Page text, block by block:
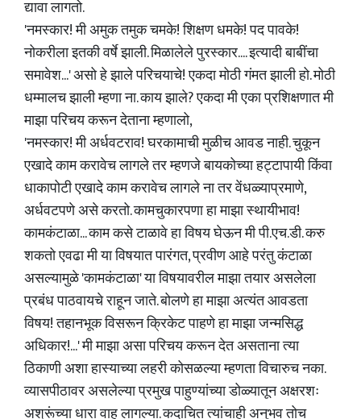
द्यावा लागतो.
'नमस्कार! मी अमुक तमुक चमके! शिक्षण धमके! पद पावके!
नोकरीला इतकी वर्षे झाली. मिळालेले पुरस्कार.... इत्यादी बाबींचा
समावेश...' असो हे झाले परिचयाचे! एकदा मोठी गंमत झाली हो. मोठी
धम्मालच झाली म्हणा ना. काय झाले? एकदा मी एका प्रशिक्षणात मी
माझा परिचय करून देताना म्हणालो,
'नमस्कार! मी अर्धवटराव! घरकामाची मुळीच आवड नाही. चुकून
एखादे काम करावेच लागले तर म्हणजे बायकोच्या हट्टापायी किंवा
धाकापोटी एखादे काम करावेच लागले ना तर वेंधळ्याप्रमाणे,
अर्धवटपणे असे करतो. कामचुकारपणा हा माझा स्थायीभाव!
कामकंटाळा... काम कसे टाळावे हा विषय घेऊन मी पी.एच.डी. करु
शकतो एवढा मी या विषयात पारंगत, प्रवीण आहे परंतु कंटाळा
असल्यामुळे 'कामकंटाळा' या विषयावरील माझा तयार असलेला
प्रबंध पाठवायचे राहून जाते. बोलणे हा माझा अत्यंत आवडता
विषय! तहानभूक विसरून क्रिकेट पाहणे हा माझा जन्मसिद्ध
अधिकार!...' मी माझा असा परिचय करून देत असताना त्या
ठिकाणी अशा हास्याच्या लहरी कोसळल्या म्हणता विचारुच नका.
व्यासपीठावर असलेल्या प्रमुख पाहुण्यांच्या डोळ्यातून अक्षरशः
अश्रूंच्या धारा वाहू लागल्या. कदाचित त्यांचाही अनुभव तोच